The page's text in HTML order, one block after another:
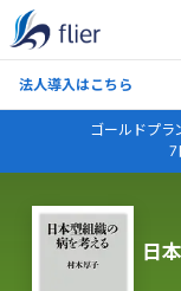
法人導入はこちら
ゴールドプラ
7
日